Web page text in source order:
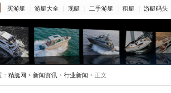
买游艇 游艇大全 现艇 二手游艇 租艇 游艇码头
精艇网 > 新闻资讯 > 行业新闻 > 正文